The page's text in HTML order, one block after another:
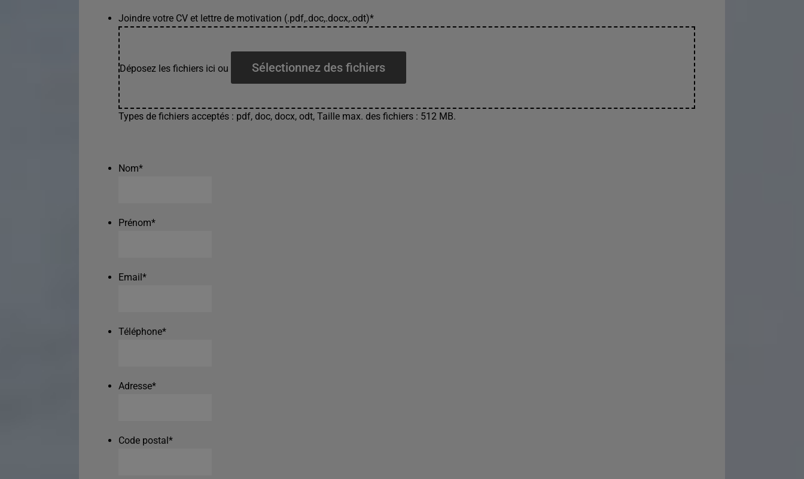
Joindre votre CV et lettre de motivation (.pdf,.doc,.docx,.odt)*
Déposez les fichiers ici ou Sélectionnez des fichiers
Types de fichiers acceptés : pdf, doc, docx, odt, Taille max. des fichiers : 512 MB.
Nom*
Prénom*
Email*
Téléphone*
Adresse*
Code postal*